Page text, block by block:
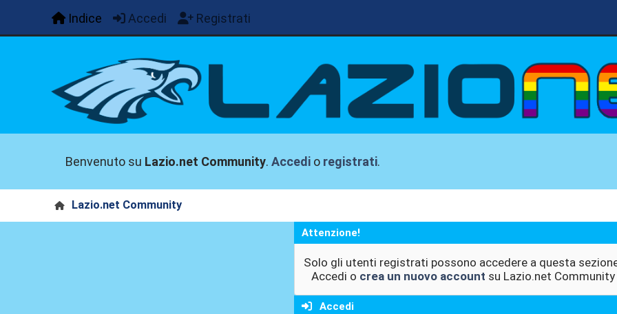
Indice Accedi Registrati
Benvenuto su Lazio.net Community.Accedi o registrati.
Lazio.net Community
Attenzione!
Solo gli utenti registrati possono accedere a questa
Accedi o crea un nuovo account su Lazio.net Community
Accedi